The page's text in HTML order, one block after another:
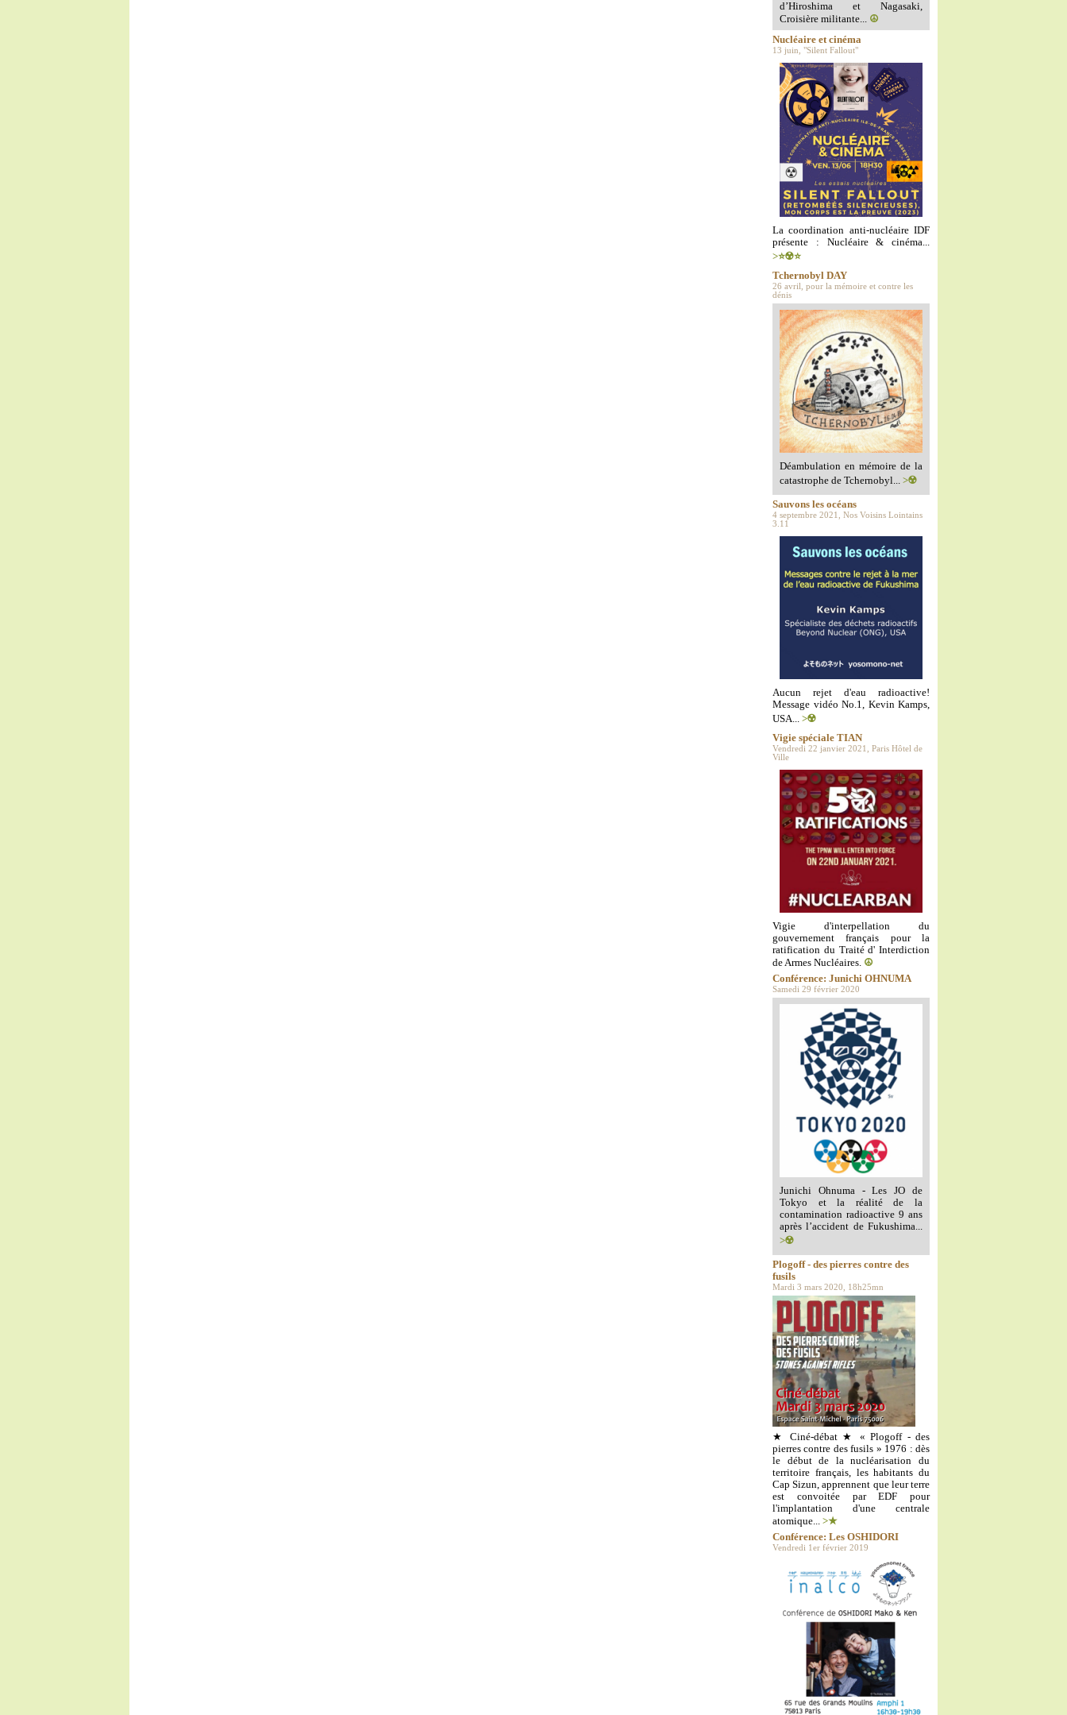
d’Hiroshima et Nagasaki,
Croisière militante... ☮️
Nucléaire et cinéma
13 juin, "Silent Fallout"
La coordination anti-nucléaire IDF
présente : Nucléaire & cinéma...
>⭐️☢️⭐️
Tchernobyl DAY
26 avril, pour la mémoire et contre les
dénis
Déambulation en mémoire de la
catastrophe de Tchernobyl... >☢️
Sauvons les océans
4 septembre 2021, Nos Voisins Lointains
3.11
Aucun rejet d'eau radioactive!
Message vidéo No.1, Kevin Kamps,
USA... >☢️
Vigie spéciale TIAN
Vendredi 22 janvier 2021, Paris Hôtel de
Ville
Vigie d'interpellation du
gouvernement français pour la
ratification du Traité d' Interdiction
de Armes Nucléaires. ☮️
Conférence: Junichi OHNUMA
Samedi 29 février 2020
Junichi Ohnuma - Les JO de
Tokyo et la réalité de la
contamination radioactive 9 ans
après l’accident de Fukushima...
>☢️
Plogoff - des pierres contre des
fusils
Mardi 3 mars 2020, 18h25mn
★ Ciné-débat ★ « Plogoff - des
pierres contre des fusils » 1976 : dès
le début de la nucléarisation du
territoire français, les habitants du
Cap Sizun, apprennent que leur terre
est convoitée par EDF pour
l'implantation d'une centrale
atomique... >★
Conférence: Les OSHIDORI
Vendredi 1er février 2019